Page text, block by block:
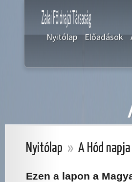
Nyitólap Előadások
Nyitólap » A Hód
Ezen a lapon a